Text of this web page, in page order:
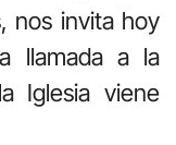
nos invita hoy
llamada a la
Iglesia viene